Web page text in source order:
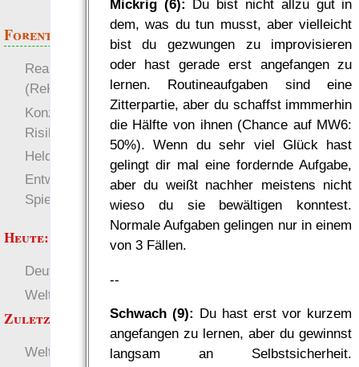
Mickrig (6): Du bist nicht allzu gut in
dem, was du tun musst, aber vielleicht
bist du gezwungen zu improvisieren
oder hast gerade erst angefangen zu
lernen. Routineaufgaben sind eine
Zitterpartie, aber du schaffst immmerhin
die Hälfte von ihnen (Chance auf MW6:
50%). Wenn du sehr viel Glück hast
gelingt dir mal eine fordernde Aufgabe,
aber du weißt nachher meistens nicht
wieso du sie bewältigen konntest.
Normale Aufgaben gelingen nur in einem
von 3 Fällen.
--
Schwach (9): Du hast erst vor kurzem
angefangen zu lernen, aber du gewinnst
langsam an Selbstsicherheit.
Forenthemen
Realistische Kämpfe
(ReKa)
Konzept für Schwächen:
Risiko
Heldendokument
Entwicklung von
Spielwelten
more
Heute:
Deutsch
Welten
Zuletzt angezeigt:
Welten